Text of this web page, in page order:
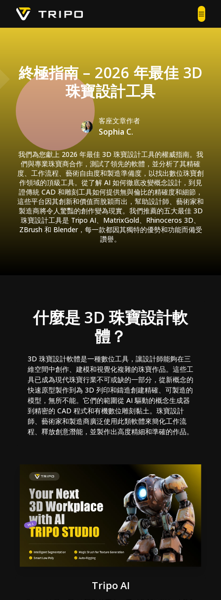
終極指南 – 2026 年最佳 3D
珠寶設計工具
客座文章作者
Sophia C.
我們為您獻上 2026 年最佳 3D 珠寶設計工具的權威指南。我
們與專業珠寶商合作，測試了領先的軟體，並分析了其精確
度、工作流程、藝術自由度和製造準備度，以找出數位珠寶創
作領域的頂級工具。從了解 AI 如何徹底改變概念設計，到見
證傳統 CAD 和雕刻工具如何提供無與倫比的精確度和細節，
這些平台因其創新和價值而脫穎而出，幫助設計師、藝術家和
製造商將令人驚豔的創作變為現實。我們推薦的五大最佳 3D
珠寶設計工具是 Tripo AI、MatrixGold、Rhinoceros 3D、
ZBrush 和 Blender，每一款都因其獨特的優勢和功能而備受
讚譽。
什麼是 3D 珠寶設計軟
體？
3D 珠寶設計軟體是一種數位工具，讓設計師能夠在三
維空間中創作、建模和視覺化複雜的珠寶作品。這些工
具已成為現代珠寶行業不可或缺的一部分，從新概念的
快速原型製作到為 3D 列印和鑄造創建精確、可製造的
模型，無所不能。它們的範圍從 AI 驅動的概念生成器
到精密的 CAD 程式和有機數位雕刻黏土。珠寶設計
師、藝術家和製造商廣泛使用此類軟體來簡化工作流
程、釋放創意潛能，並製作出高度精細和準確的作品。
Tripo AI